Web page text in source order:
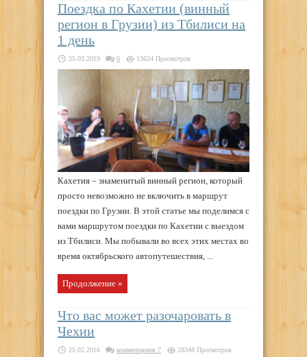
Поездка по Кахетии (винный
регион в Грузии) из Тбилиси на
1 день
25.03.2019 0 13624 Просмотров
Кахетия – знаменитый винный регион, который
просто невозможно не включить в маршрут
поездки по Грузии. В этой статье мы поделимся с
вами маршрутом поездки по Кахетии с выездом
из Тбилиси. Мы побывали во всех этих местах во
время октябрьского автопутешествия, ...
Продолжение »
Что вас может разочаровать в
Чехии
25.02.2016 комментариев 7 28348 Просмотров